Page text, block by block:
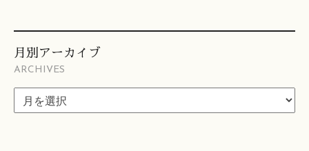
月別アーカイブ
ARCHIVES